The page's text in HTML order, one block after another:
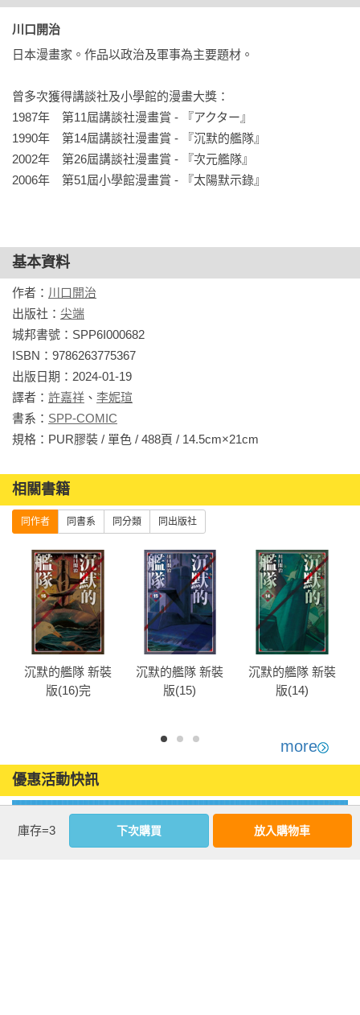
川口開治
日本漫畫家。作品以政治及軍事為主要題材。
曾多次獲得講談社及小學館的漫畫大獎：
1987年　第11屆講談社漫畫賞 - 『アクター』
1990年　第14屆講談社漫畫賞 - 『沉默的艦隊』
2002年　第26屆講談社漫畫賞 - 『次元艦隊』
2006年　第51屆小學館漫畫賞 - 『太陽默示錄』
基本資料
作者： 川口開治
出版社： 尖端
城邦書號：SPP6I000682
ISBN：9786263775367
出版日期：2024-01-19
譯者： 許嘉祥 、 李妮瑄
書系： SPP-COMIC
規格：PUR膠裝 / 單色 / 488頁 / 14.5cm×21cm
相關書籍
同作者 同書系 同分類 同出版社
沉默的艦隊 新裝
版(16)完
沉默的艦隊 新裝
版(15)
沉默的艦隊 新裝
版(14)
more
優惠活動快訊
庫存=3 下次購買 放入購物車